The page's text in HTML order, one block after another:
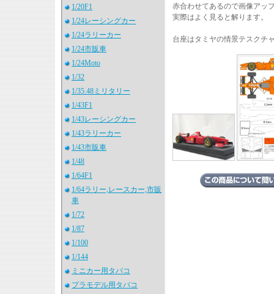
1/20F1
1/24レーシングカー
1/24ラリーカー
1/24市販車
1/24Moto
1/32
1/35.48ミリタリー
1/43F1
1/43レーシングカー
1/43ラリーカー
1/43市販車
1/48
1/64F1
1/64ラリー,レースカー,市販
車
1/72
1/87
1/100
1/144
ミニカー用タバコ
プラモデル用タバコ
赤合わせてあるので画像アッ
実際はよく見ると解ります。
台座はタミヤの情景テスクチ